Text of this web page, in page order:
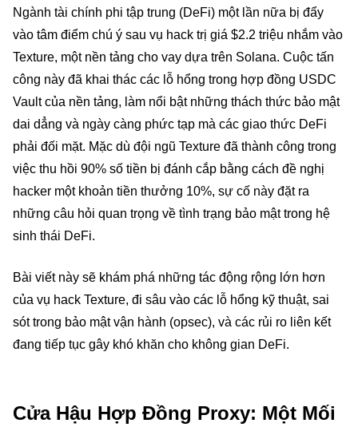
Ngành tài chính phi tập trung (DeFi) một lần nữa bị đẩy
vào tâm điểm chú ý sau vụ hack trị giá $2.2 triệu nhắm vào
Texture, một nền tảng cho vay dựa trên Solana. Cuộc tấn
công này đã khai thác các lỗ hổng trong hợp đồng USDC
Vault của nền tảng, làm nổi bật những thách thức bảo mật
dai dẳng và ngày càng phức tạp mà các giao thức DeFi
phải đối mặt. Mặc dù đội ngũ Texture đã thành công trong
việc thu hồi 90% số tiền bị đánh cắp bằng cách đề nghị
hacker một khoản tiền thưởng 10%, sự cố này đặt ra
những câu hỏi quan trọng về tình trạng bảo mật trong hệ
sinh thái DeFi.
Bài viết này sẽ khám phá những tác động rộng lớn hơn
của vụ hack Texture, đi sâu vào các lỗ hổng kỹ thuật, sai
sót trong bảo mật vận hành (opsec), và các rủi ro liên kết
đang tiếp tục gây khó khăn cho không gian DeFi.
Cửa Hậu Hợp Đồng Proxy: Một Mối